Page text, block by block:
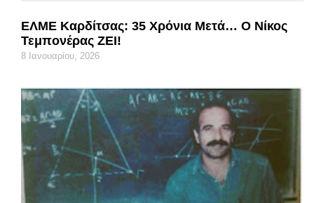
ΕΛΜΕ Καρδίτσας: 35 Χρόνια Μετά… Ο Νίκος
Τεμπονέρας ΖΕΙ!
8 Ιανουαρίου, 2026